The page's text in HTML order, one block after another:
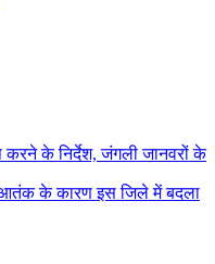
करने के निर्देश, जंगली जानवरों के
के कारण इस जिले में बदला